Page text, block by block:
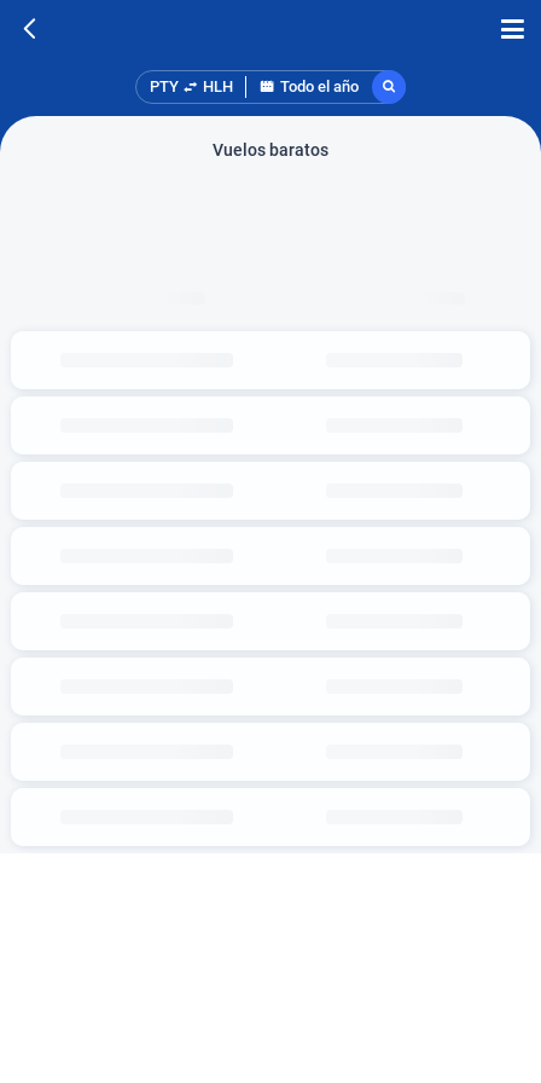
PTY HLH Todo el año
Vuelos baratos